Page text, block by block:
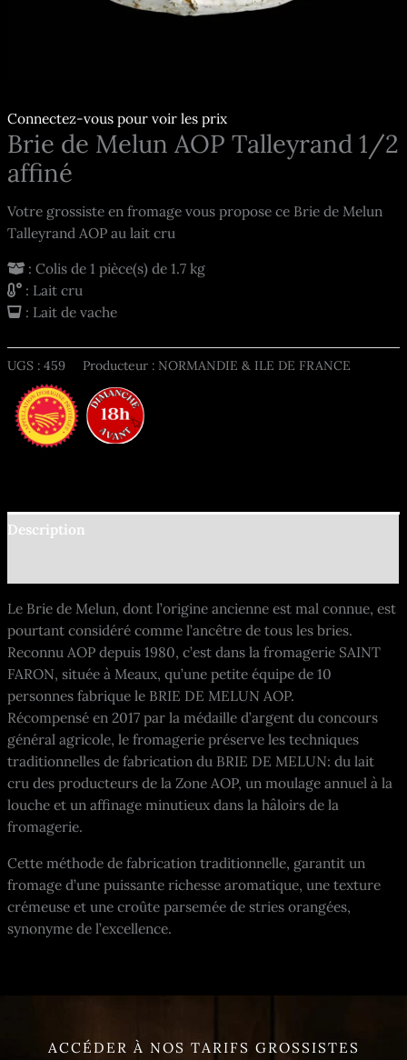
Connectez-vous pour voir les prix
Brie de Melun AOP Talleyrand 1/2
affiné
Votre grossiste en fromage vous propose ce Brie de Melun
Talleyrand AOP au lait cru
: Colis de 1 pièce(s) de 1.7 kg
: Lait cru
: Lait de vache
UGS :459 Producteur : NORMANDIE & ILE DE FRANCE
Description
Le Brie de Melun, dont l’origine ancienne est mal connue, est
pourtant considéré comme l’ancêtre de tous les bries.
Reconnu AOP depuis 1980, c’est dans la fromagerie SAINT
FARON, située à Meaux, qu’une petite équipe de 10
personnes fabrique le BRIE DE MELUN AOP.
Récompensé en 2017 par la médaille d’argent du concours
général agricole, le fromagerie préserve les techniques
traditionnelles de fabrication du BRIE DE MELUN: du lait
cru des producteurs de la Zone AOP, un moulage annuel à la
louche et un affinage minutieux dans la hâloirs de la
fromagerie.
Cette méthode de fabrication traditionnelle, garantit un
fromage d’une puissante richesse aromatique, une texture
crémeuse et une croûte parsemée de stries orangées,
synonyme de l’excellence.
ACCÉDER À NOS TARIFS GROSSISTES